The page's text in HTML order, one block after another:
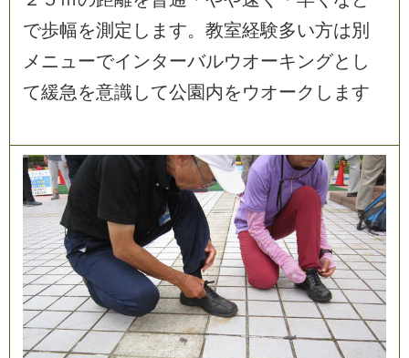
で歩幅を測 定 し ま す。 教室経験多い方は別
メ ニ ュ ーでイ ンターバルウオーキングと し
て緩急を意識 して公園内をウオーク し ま す